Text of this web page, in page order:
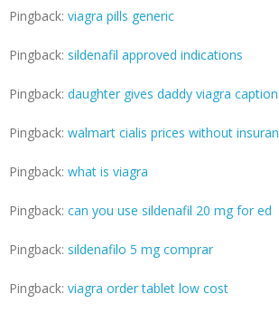
Pingback: viagra pills generic
Pingback: sildenafil approved indications
Pingback: daughter gives daddy viagra
Pingback: walmart cialis prices without
Pingback: what is viagra
Pingback: can you use sildenafil 20 mg for ed
Pingback: sildenafilo 5 mg comprar
Pingback: viagra order tablet low cost